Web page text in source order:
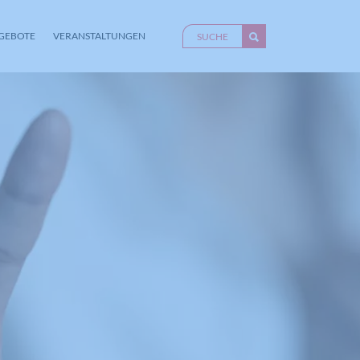
VERANSTALTUNGEN